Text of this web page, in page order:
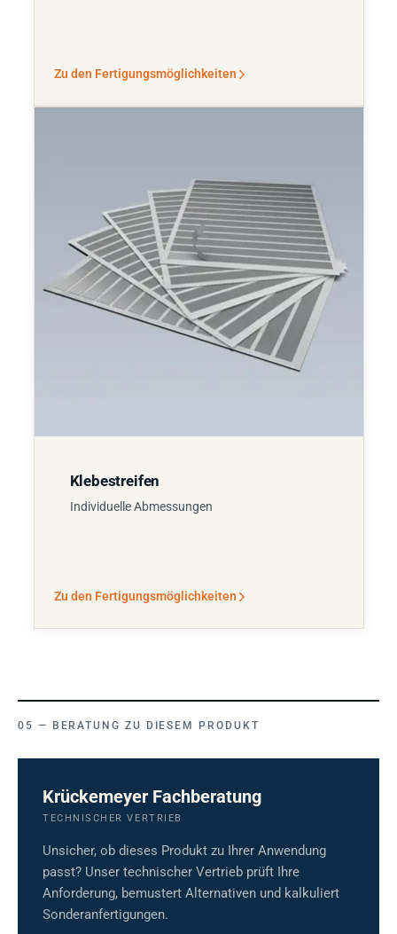
Zu den Fertigungsmöglichkeiten
Klebestreifen
Individuelle Abmessungen
Zu den Fertigungsmöglichkeiten
BERATUNG ZU DIESEM PRODUKT
Krückemeyer Fachberatung
TECHNISCHER VERTRIEB
Unsicher, ob dieses Produkt zu Ihrer Anwendung
passt? Unser technischer Vertrieb prüft Ihre
Anforderung, bemustert Alternativen und kalkuliert
Sonderanfertigungen.